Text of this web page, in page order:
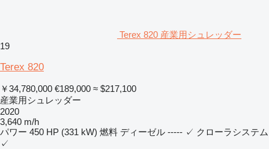
Terex 820 産業用シュレッダー
19
Terex 820
￥34,780,000 €189,000 ≈ $217,100
産業用シュレッダー
2020
3,640 m/h
パワー 450 HP (331 kW) 燃料 ディーゼル ----- ✓ クローラシステム
✓